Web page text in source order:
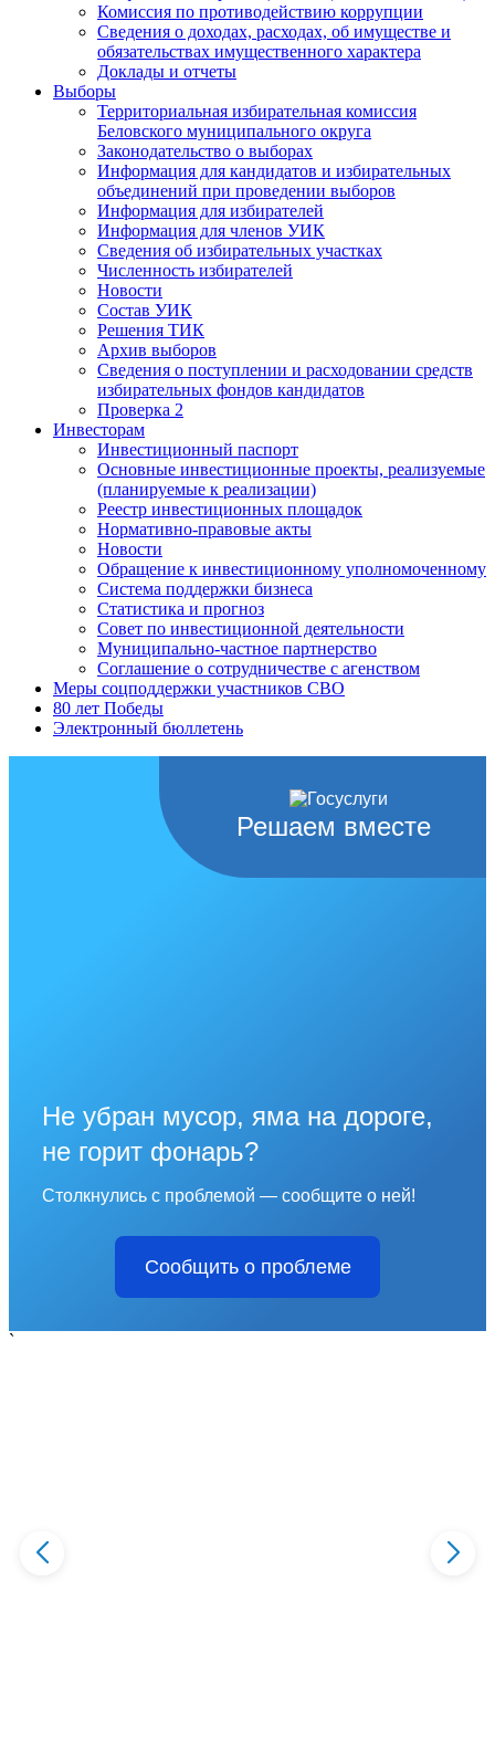
Комиссия по противодействию коррупции
Сведения о доходах, расходах, об имуществе и
обязательствах имущественного характера
Доклады и отчеты
Выборы
Территориальная избирательная комиссия
Беловского муниципального округа
Законодательство о выборах
Информация для кандидатов и избирательных
объединений при проведении выборов
Информация для избирателей
Информация для членов УИК
Сведения об избирательных участках
Численность избирателей
Новости
Состав УИК
Решения ТИК
Архив выборов
Сведения о поступлении и расходовании средств
избирательных фондов кандидатов
Проверка 2
Инвесторам
Инвестиционный паспорт
Основные инвестиционные проекты, реализуемые
(планируемые к реализации)
Реестр инвестиционных площадок
Нормативно-правовые акты
Новости
Обращение к инвестиционному уполномоченному
Система поддержки бизнеса
Статистика и прогноз
Совет по инвестиционной деятельности
Муниципально-частное партнерство
Соглашение о сотрудничестве с агенством
Меры соцподдержки участников СВО
80 лет Победы
Электронный бюллетень
Решаем вместе
Не убран мусор, яма на дороге,
не горит фонарь?
Столкнулись с проблемой — сообщите о ней!
Сообщить о проблеме
`